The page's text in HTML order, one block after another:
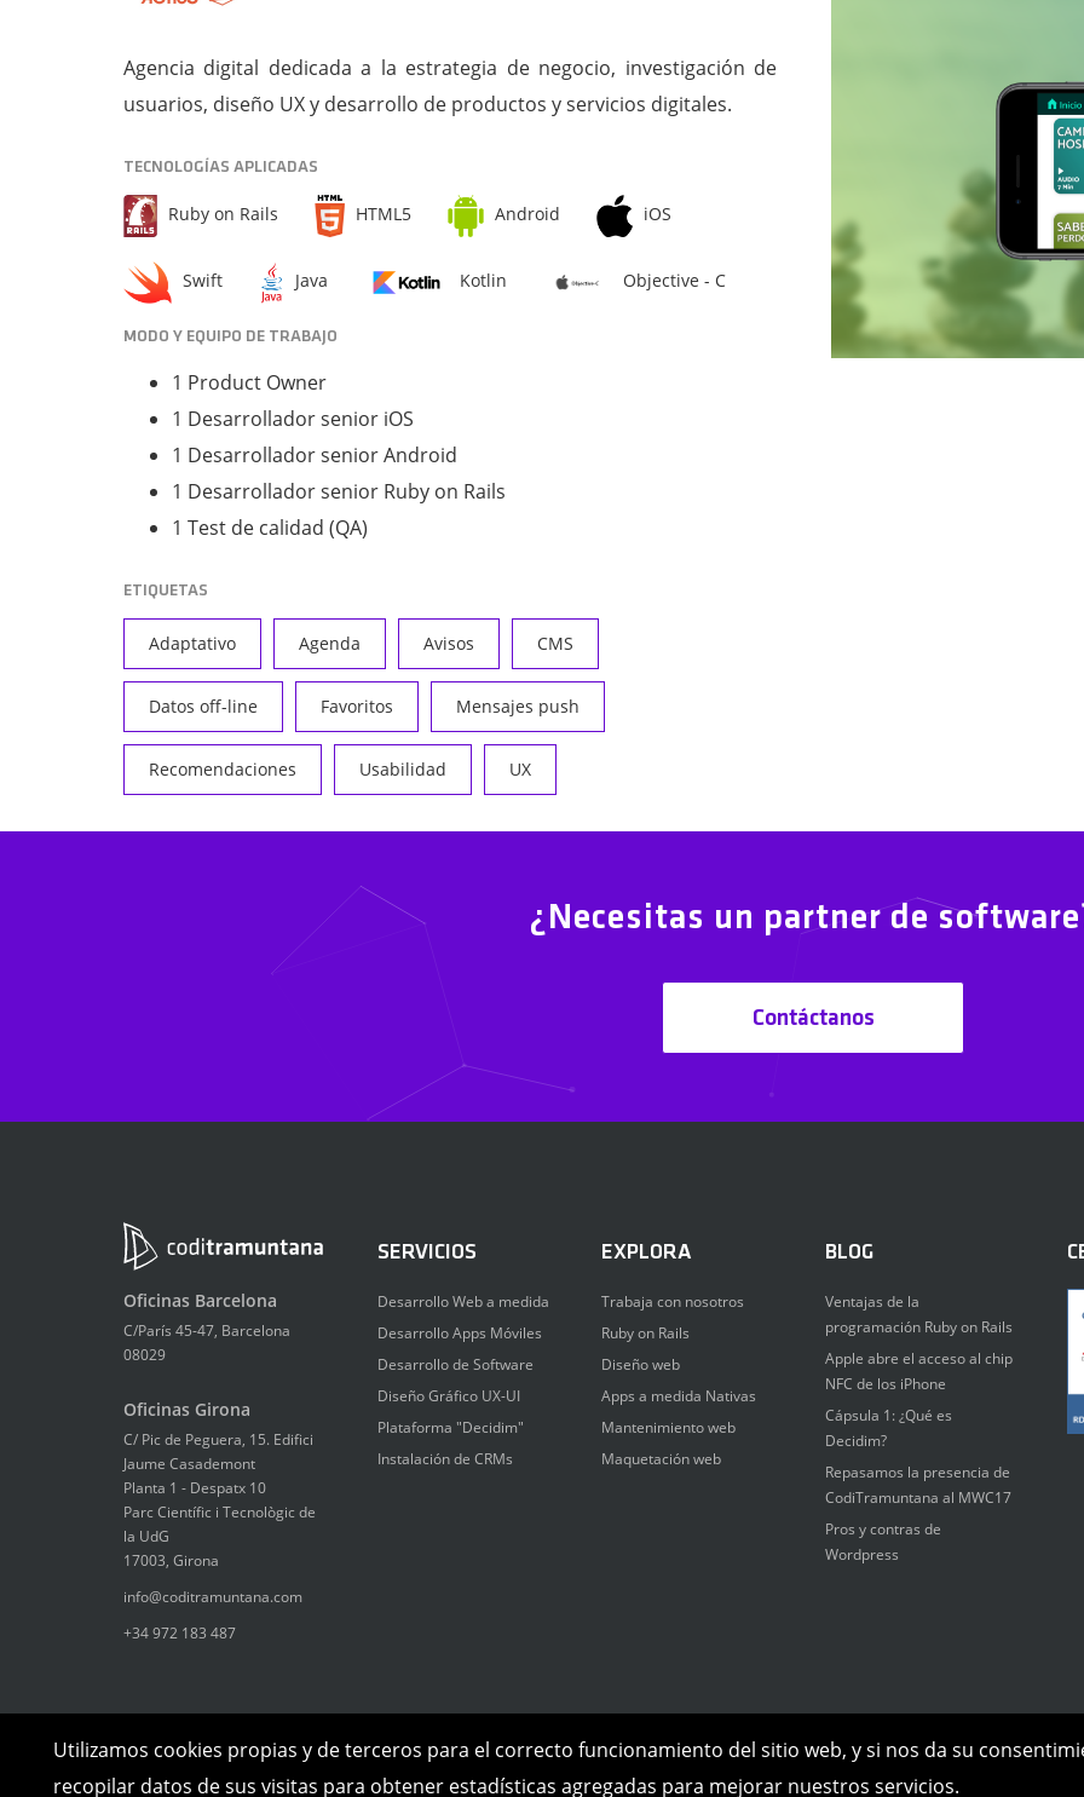
Utilizamos cookies propias y de terceros para el correcto funcionamiento del sitio web, y si nos da su
recopilar datos de sus visitas para obtener estadísticas agregadas para mejorar nuestros servicios.
Agencia digital dedicada a la estrategia de negocio, investigación de
usuarios, diseño UX y desarrollo de productos y servicios digitales.
TECNOLOGÍAS APLICADAS
Ruby on Rails HTML5 Android iOS
Swift Java Kotlin Objective - C
MODO Y EQUIPO DE TRABAJO
1 Product Owner
1 Desarrollador senior iOS
1 Desarrollador senior Android
1 Desarrollador senior Ruby on Rails
1 Test de calidad (QA)
ETIQUETAS
Adaptativo Agenda Avisos CMS
Datos off-line Favoritos Mensajes push
Recomendaciones Usabilidad UX
¿Necesitas un partner de
Contáctanos
Oficinas Barcelona
C/París 45-47, Barcelona
08029
Oficinas Girona
C/ Pic de Peguera, 15. Edifici
Jaume Casademont
Planta 1 - Despatx 10
Parc Científic i Tecnològic de
la UdG
17003, Girona
info@coditramuntana.com
+34 972 183 487
SERVICIOS
Desarrollo Web a medida
Desarrollo Apps Móviles
Desarrollo de Software
Diseño Gráfico UX-UI
Plataforma "Decidim"
Instalación de CRMs
EXPLORA
Trabaja con nosotros
Ruby on Rails
Diseño web
Apps a medida Nativas
Mantenimiento web
Maquetación web
BLOG
Ventajas de la
programación Ruby on Rails
Apple abre el acceso al chip
NFC de los iPhone
Cápsula 1: ¿Qué es
Decidim?
Repasamos la presencia de
CodiTramuntana al MWC17
Pros y contras de
Wordpress